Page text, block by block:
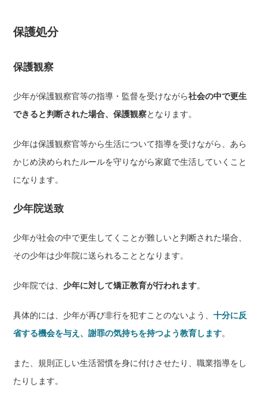
保護処分
保護観察
少年が保護観察官等の指導・監督を受けながら社会の中で更生
できると判断された場合、保護観察となります。
少年は保護観察官等から生活について指導を受けながら、あら
かじめ決められたルールを守りながら家庭で生活していくこと
になります。
少年院送致
少年が社会の中で更生してくことが難しいと判断された場合、
その少年は少年院に送られることとなります。
少年院では、 少年に対して矯正教育が行われます。
具体的には、少年が再び非行を犯すことのないよう、十分に反
省する機会を与え、謝罪の気持ちを持つよう教育します。
また、規則正しい生活習慣を身に付けさせたり、職業指導をし
たりします。